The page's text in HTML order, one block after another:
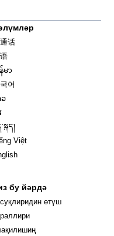
话
န်မာ
어
ວ
Việt
бу йәрдә
өтүш